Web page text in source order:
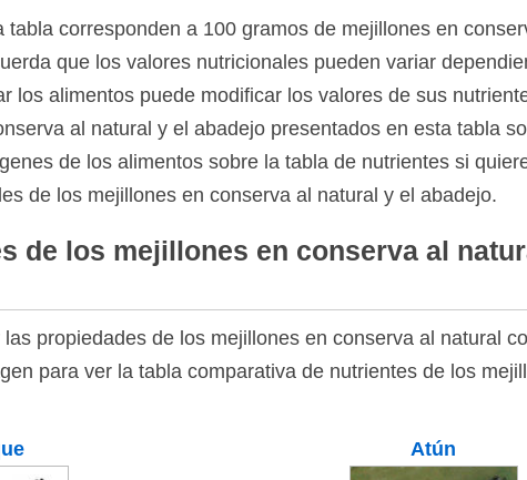
corresponden a 100 gramos de mejillones en
que los valores nutricionales pueden variar
los alimentos puede modificar los valores de sus
al natural y el abadejo presentados en esta tabla
de los alimentos sobre la tabla de nutrientes si
de los mejillones en conserva al natural y el abadejo.
de los mejillones en conserva al
propiedades de los mejillones en conserva al natural
para ver la tabla comparativa de nutrientes de los
Atún